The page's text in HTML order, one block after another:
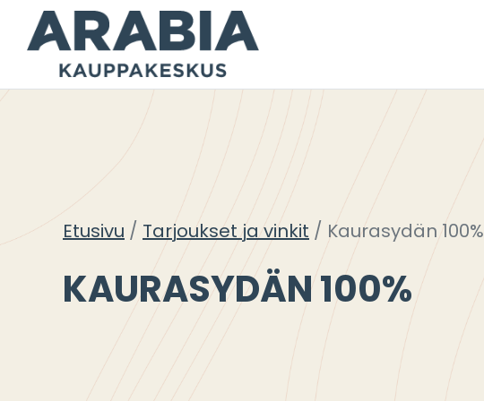
Siirry
sisältöön
Etusivu Tarjoukset ja vinkit Kaurasydän 100%
KAURASYDÄN 100%